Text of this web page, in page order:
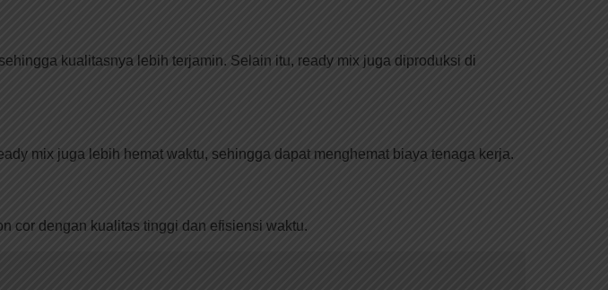
kualitasnya lebih terjamin. Selain itu, ready mix juga diproduksi di
mix juga lebih hemat waktu, sehingga dapat menghemat biaya tenaga kerja.
cor dengan kualitas tinggi dan efisiensi waktu.